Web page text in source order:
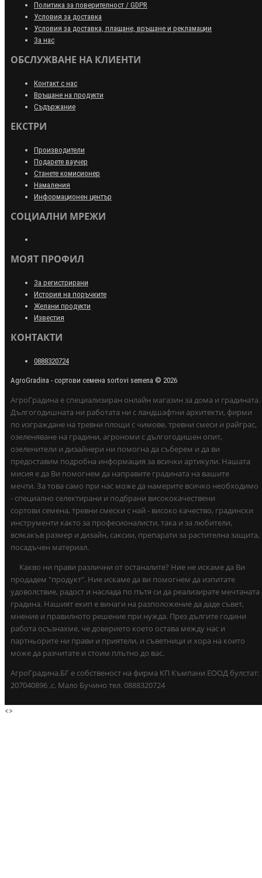
Политика за поверителност / GDPR
Условия за доставка
Условия за доставка, плащане, връщане и рекламации
За нас
ОБСЛУЖВАНЕ НА КЛИЕНТИ
Контакт с нас
Връщане на продукти
Съдържание
ЕКСТРИ
Производители
Подарете ваучер
Станете комисионер
Намаления
Информационен център
СОЦИАЛНИ МРЕЖИ
МОЯТ ПРОФИЛ
За регистрирани
История на поръчките
Желани продукти
Известия
КОНТАКТИ
0888320724
AgroGradina - сортови семена sortovi semena © 2026
АгроГрадина е специализиран онлайн магазин за дома и градината.
Дългогодишната ни работата ни с ландшафтни архитекти, фирми
по изграждане на тревни площи с чимове, тревни смеси и райграс,
озеленяване на градини, агрономи с дългогодишен опит,
озеленители и дизайнери ни помогна да съберем и да ви
предоставим подробна информация за всички артикули. Нашата
мисия е да Ви помогнем да направите градината на вашите
мечти. За това само при нас може да намерите всичко необходимо
- специално селектирани и подбрани висококачествени
сортови семена, тревни смески с най - високо качество, градински
инструменти както за професионалисти, така и за любители,
всякакъв размер и дизайн, саксии, препарати за растителна защита,
посадъчен материал.
Какво ни прави различни от останалите? Ние не искаме да Ви
продадем "продукт". Ние искаме да ви помогнем да изпитате
удоволствие, радост и наслада по пътя си да реализирате мечтаната
градина. Нашият екип е винаги на разположение да даде съвет,
мнение и правилното решение при нужда. През дългите години
работа осъзнахме, че доверието което остава между нас и
партньорите ни прави и приятели, и съветници и хора на които
може да разчитате и стоим плътно до вас.
АгроГрадина.БГ е собственост на фирма КП Къмпани ЕООД булстат:
207040896 ,с. Мало Бучино тел. 0888320724
<>